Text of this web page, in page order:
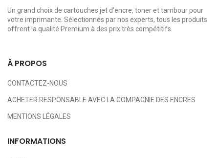
Un grand choix de cartouches jet d’encre, toner et tambour pour
votre imprimante. Sélectionnés par nos experts, tous les produits
offrent la qualité Premium à des prix très compétitifs.
À PROPOS
CONTACTEZ-NOUS
ACHETER RESPONSABLE AVEC LA COMPAGNIE DES ENCRES
MENTIONS LÉGALES
INFORMATIONS